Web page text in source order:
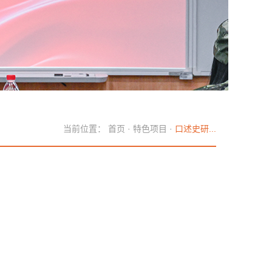
当前位置： 首页 · 特色项目 · 口述史研...